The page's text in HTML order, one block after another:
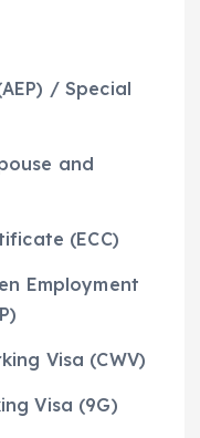
/ Special
and
(ECC)
Employment
Visa (CWV)
Visa (9G)